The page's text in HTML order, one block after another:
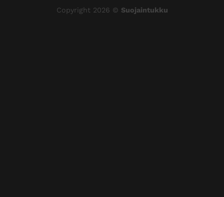
Copyright 2026 © Suojaintukku